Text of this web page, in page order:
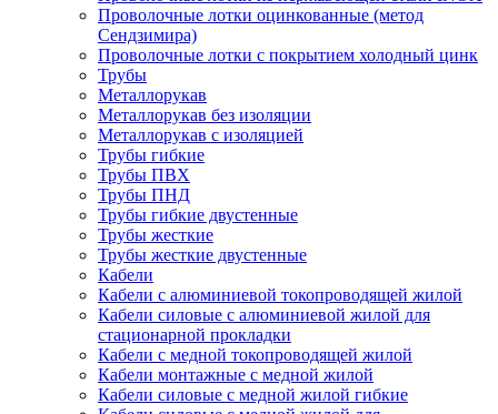
Проволочные лотки оцинкованные (метод
Сендзимира)
Проволочные лотки с покрытием холодный цинк
Трубы
Металлорукав
Металлорукав без изоляции
Металлорукав с изоляцией
Трубы гибкие
Трубы ПВХ
Трубы ПНД
Трубы гибкие двустенные
Трубы жесткие
Трубы жесткие двустенные
Кабели
Кабели с алюминиевой токопроводящей жилой
Кабели силовые с алюминиевой жилой для
стационарной прокладки
Кабели с медной токопроводящей жилой
Кабели монтажные с медной жилой
Кабели силовые с медной жилой гибкие